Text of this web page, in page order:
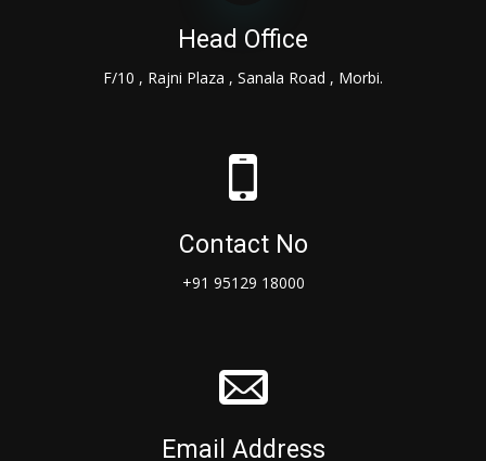
Head Office
F/10 , Rajni Plaza , Sanala Road , Morbi.
Contact No
+91 95129 18000
Email Address